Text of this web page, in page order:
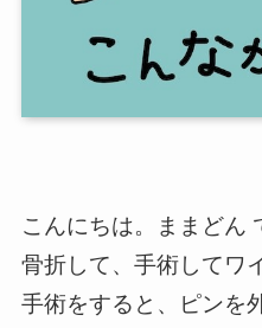
こんにちは。ままどん
骨折して、手術してワ
手術をすると、ピンを